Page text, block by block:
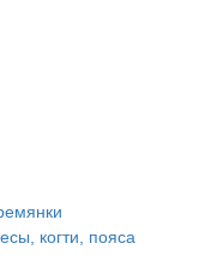
когти, пояса